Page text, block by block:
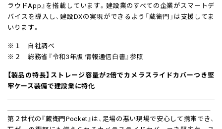
ラウドApp』を搭載しています。建設業のすべての企業がスマートデ
バイスを導入し、建設DXの実現ができるよう「蔵衛門」は支援してま
いります。
※１ 自社調べ
※２ 総務省『令和3年版 情報通信白書』参照
【製品の特長】ストレージ容量が2倍でカメラスライドカバーつき堅
牢ケース装備で建設業に特化
第２世代の『蔵衛門Pocket』は、足場の悪い現場で安心して携帯でき、